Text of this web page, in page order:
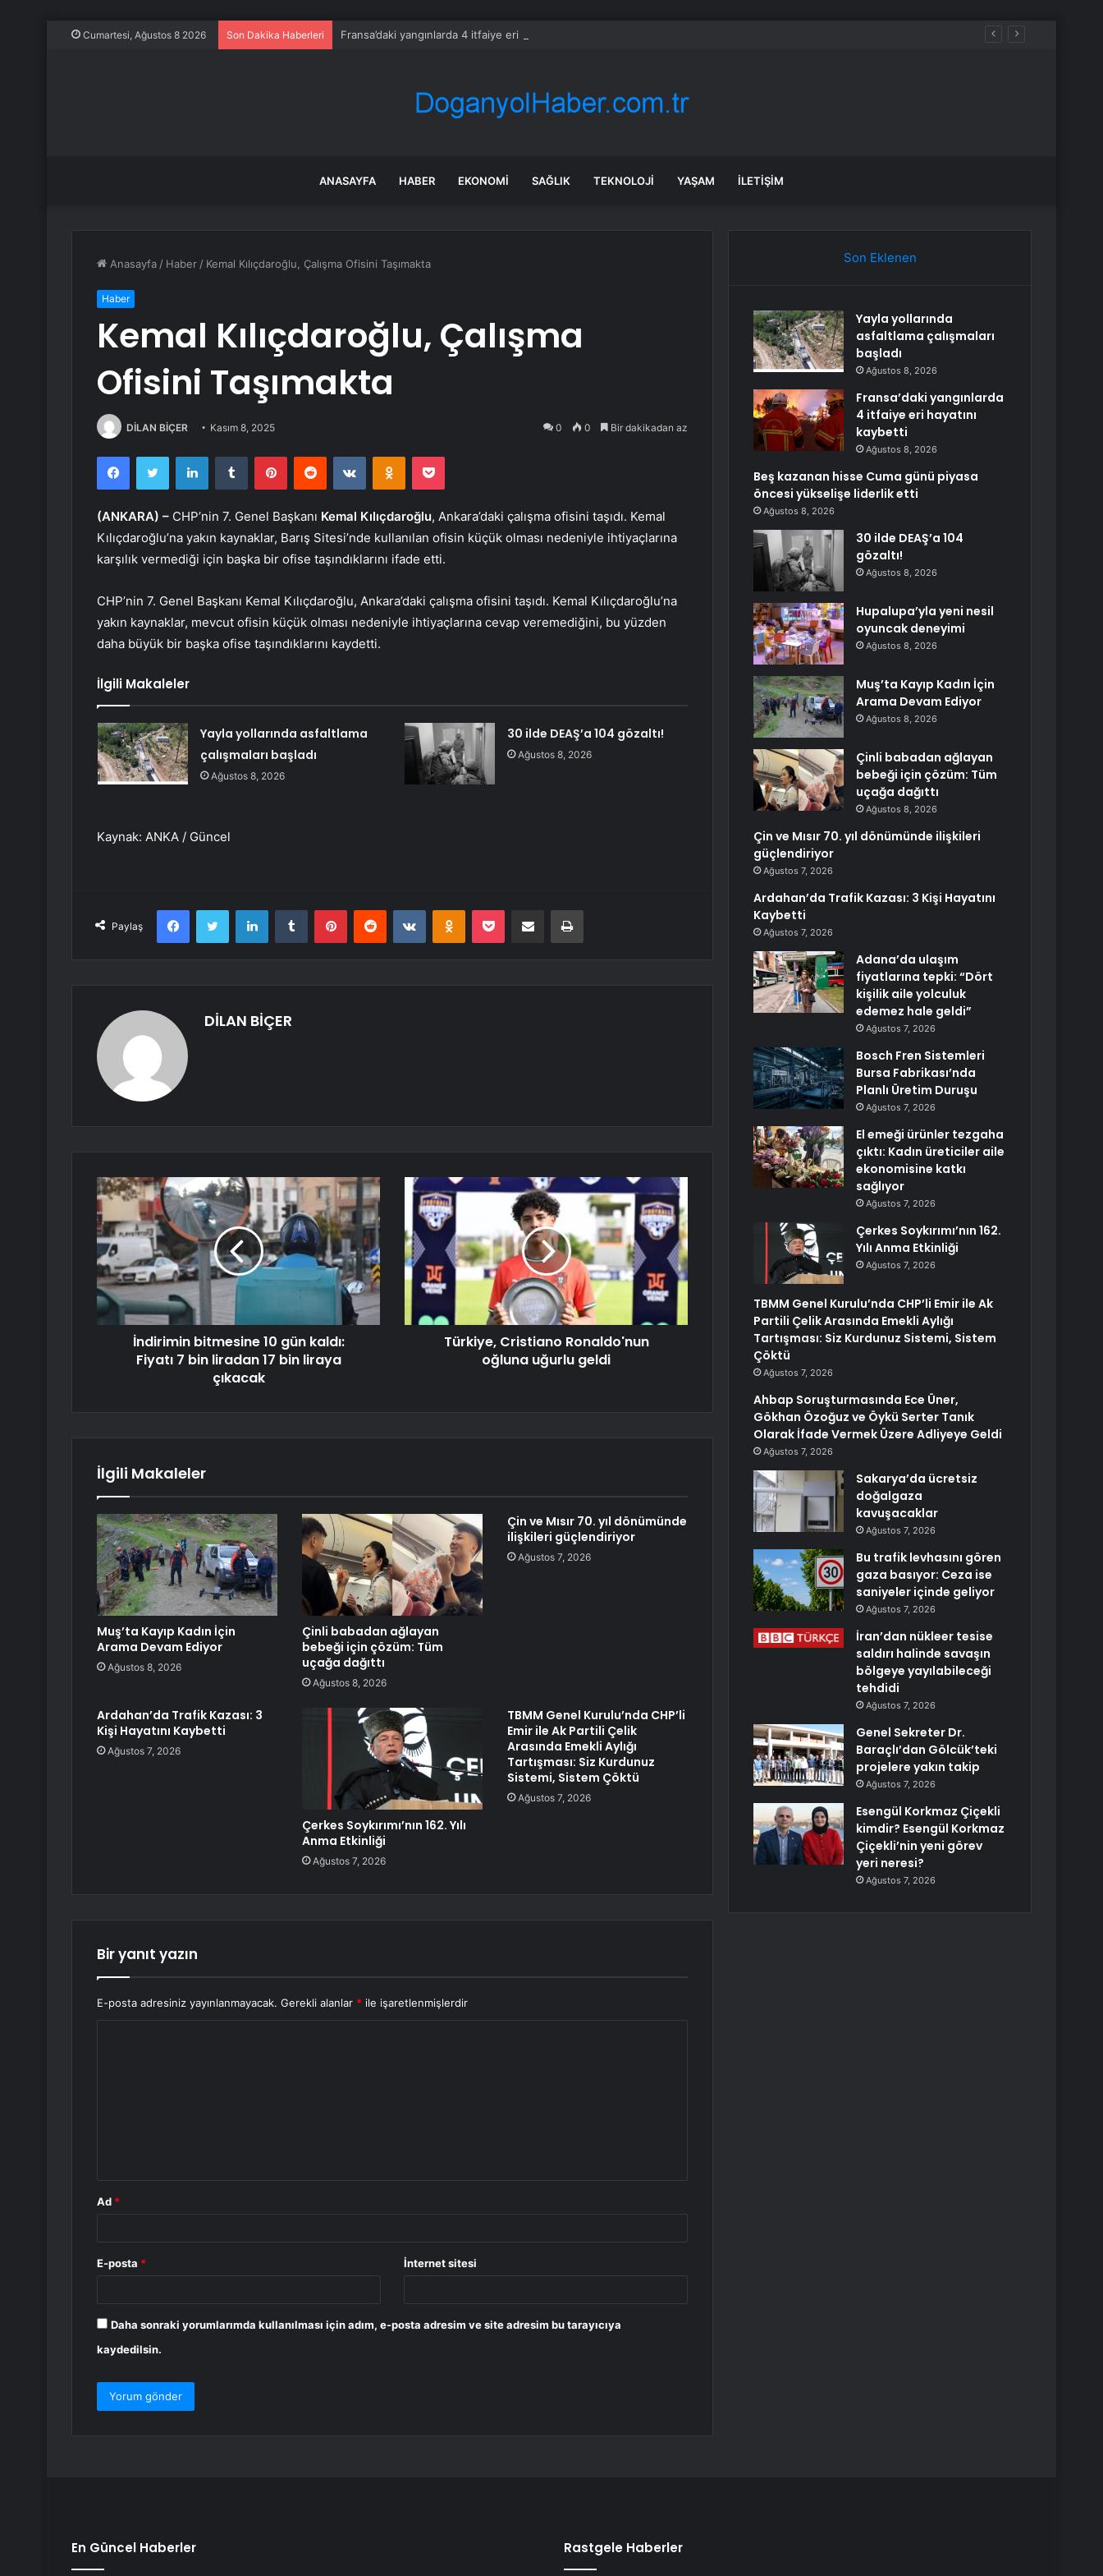
Cumartesi, Ağustos 8 2026 Son Dakika Haberleri Fransa’daki yangınlarda 4 itfaiye eri hayatını kaybetti
ANASAYFA HABER EKONOMI SAĞLIK TEKNOLOJI YAŞAM İLETIŞIM
Anasayfa / Haber / Kemal Kılıçdaroğlu, Çalışma Ofisini Taşımakta
Haber
Kemal Kılıçdaroğlu, Çalışma
Ofisini Taşımakta
DİLAN BİÇER Kasım 8, 2025 0 0 Bir dakikadan az
FacebookTwitter LinkedInTumblr PinterestReddit VKontakteOdnoklassniki
Pocket
(ANKARA) – CHP’nin 7. Genel Başkanı Kemal Kılıçdaroğlu, Ankara’daki çalışma ofisini taşıdı. Kemal
Kılıçdaroğlu’na yakın kaynaklar, Barış Sitesi’nde kullanılan ofisin küçük olması nedeniyle ihtiyaçlarına
karşılık vermediği için başka bir ofise taşındıklarını ifade etti.
CHP’nin 7. Genel Başkanı Kemal Kılıçdaroğlu, Ankara’daki çalışma ofisini taşıdı. Kemal Kılıçdaroğlu’na
yakın kaynaklar, mevcut ofisin küçük olması nedeniyle ihtiyaçlarına cevap veremediğini, bu yüzden
daha büyük bir başka ofise taşındıklarını kaydetti.
İlgili Makaleler
Yayla yollarında asfaltlama
çalışmaları başladı
Ağustos 8, 2026
30 ilde DEAŞ’a 104 gözaltı!
Ağustos 8, 2026
Kaynak: ANKA / Güncel
Paylaş
FacebookTwitter LinkedInTumblr PinterestReddit VKontakteOdnoklassniki
Pocket E-Posta ile paylaş Yazdır
DİLAN BİÇER
İndirimin bitmesine 10 gün kaldı:
Fiyatı 7 bin liradan 17 bin liraya
çıkacak
Türkiye, Cristiano Ronaldo'nun
oğluna uğurlu geldi
İlgili Makaleler
Muş’ta Kayıp Kadın İçin
Arama Devam Ediyor
Ağustos 8, 2026
Çinli babadan ağlayan
bebeği için çözüm: Tüm
uçağa dağıttı
Ağustos 8, 2026
Çin ve Mısır 70. yıl dönümünde
ilişkileri güçlendiriyor
Ağustos 7, 2026
Ardahan’da Trafik Kazası: 3
Kişi Hayatını Kaybetti
Ağustos 7, 2026
Çerkes Soykırımı’nın 162. Yılı
Anma Etkinliği
Ağustos 7, 2026
TBMM Genel Kurulu’nda CHP’li
Emir ile Ak Partili Çelik
Arasında Emekli Aylığı
Tartışması: Siz Kurdunuz
Sistemi, Sistem Çöktü
Ağustos 7, 2026
Bir yanıt yazın
E-posta adresiniz yayınlanmayacak. Gerekli alanlar * ile işaretlenmişlerdir
Ad *
E-posta * İnternet sitesi
Daha sonraki yorumlarımda kullanılması için adım, e-posta adresim ve site adresim bu tarayıcıya
kaydedilsin.
Son Eklenen
Yayla yollarında
asfaltlama çalışmaları
başladı
Ağustos 8, 2026
Fransa’daki yangınlarda
4 itfaiye eri hayatını
kaybetti
Ağustos 8, 2026
Beş kazanan hisse Cuma günü piyasa
öncesi yükselişe liderlik etti
Ağustos 8, 2026
30 ilde DEAŞ’a 104
gözaltı!
Ağustos 8, 2026
Hupalupa’yla yeni nesil
oyuncak deneyimi
Ağustos 8, 2026
Muş’ta Kayıp Kadın İçin
Arama Devam Ediyor
Ağustos 8, 2026
Çinli babadan ağlayan
bebeği için çözüm: Tüm
uçağa dağıttı
Ağustos 8, 2026
Çin ve Mısır 70. yıl dönümünde ilişkileri
güçlendiriyor
Ağustos 7, 2026
Ardahan’da Trafik Kazası: 3 Kişi Hayatını
Kaybetti
Ağustos 7, 2026
Adana’da ulaşım
fiyatlarına tepki: “Dört
kişilik aile yolculuk
edemez hale geldi”
Ağustos 7, 2026
Bosch Fren Sistemleri
Bursa Fabrikası’nda
Planlı Üretim Duruşu
Ağustos 7, 2026
El emeği ürünler tezgaha
çıktı: Kadın üreticiler aile
ekonomisine katkı
sağlıyor
Ağustos 7, 2026
Çerkes Soykırımı’nın 162.
Yılı Anma Etkinliği
Ağustos 7, 2026
TBMM Genel Kurulu’nda CHP’li Emir ile Ak
Partili Çelik Arasında Emekli Aylığı
Tartışması: Siz Kurdunuz Sistemi, Sistem
Çöktü
Ağustos 7, 2026
Ahbap Soruşturmasında Ece Üner,
Gökhan Özoğuz ve Öykü Serter Tanık
Olarak İfade Vermek Üzere Adliyeye Geldi
Ağustos 7, 2026
Sakarya’da ücretsiz
doğalgaza
kavuşacaklar
Ağustos 7, 2026
Bu trafik levhasını gören
gaza basıyor: Ceza ise
saniyeler içinde geliyor
Ağustos 7, 2026
İran’dan nükleer tesise
saldırı halinde savaşın
bölgeye yayılabileceği
tehdidi
Ağustos 7, 2026
Genel Sekreter Dr.
Baraçlı’dan Gölcük’teki
projelere yakın takip
Ağustos 7, 2026
Esengül Korkmaz Çiçekli
kimdir? Esengül Korkmaz
Çiçekli’nin yeni görev
yeri neresi?
Ağustos 7, 2026
En Güncel Haberler Rastgele Haberler